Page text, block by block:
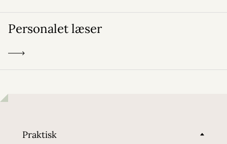
Personalet læser
Praktisk